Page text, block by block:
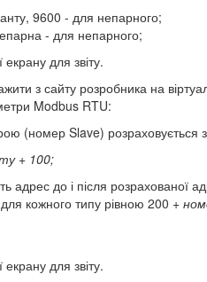
9600 - для непарного;
- для непарного;
екрану для звіту.
з сайту розробника на
Modbus RTU:
(номер Slave)
+ 100;
адрес до і після розрахованої
для кожного типу рівною 200 +
екрану для звіту.